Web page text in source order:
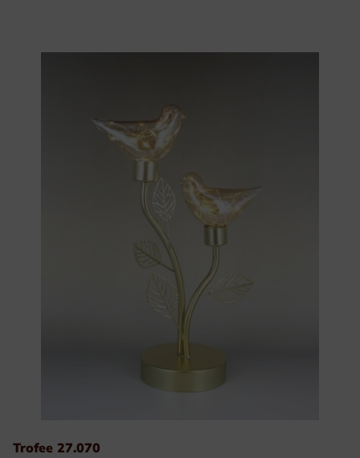
Trofee 27.070